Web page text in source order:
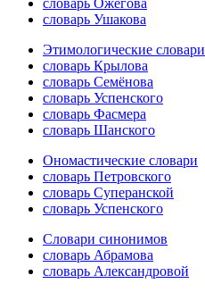
словарь Ожегова
словарь Ушакова
Этимологические словари
словарь Крылова
словарь Семёнова
словарь Успенского
словарь Фасмера
словарь Шанского
Ономастические словари
словарь Петровского
словарь Суперанской
словарь Успенского
Словари синонимов
словарь Абрамова
словарь Александровой